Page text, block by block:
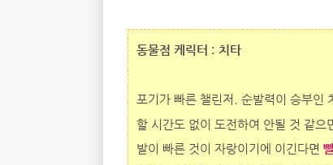
동물점 케릭터 : 치타
포기가 빠른 챌린저. 순발력이 승부인
할 시간도 없이 도전하여 안될 것 같으
발이 빠른 것이 자랑이기에 이긴다면